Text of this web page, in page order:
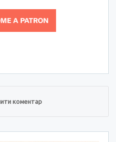
коментар